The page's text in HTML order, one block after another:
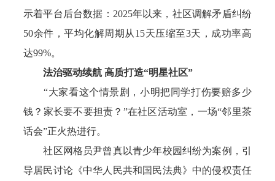
示着平台后台数据：2025年以来，社区调解矛盾纠纷
50余件，平均化解周期从15天压缩至3天，成功率高
达99%。
法治驱动续航 高质打造“明星社区”
“大家看这个情景剧，小明把同学打伤要赔多少
钱？家长要不要担责？”在社区活动室，一场“邻里茶
话会”正火热进行。
社区网格员尹曾真以青少年校园纠纷为案例，引
导居民讨论《中华人民共和国民法典》中的侵权责任